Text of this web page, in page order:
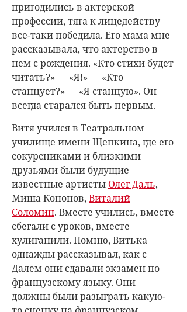
пригодились в актерской
профессии, тяга к лицедейству
все-таки победила. Его мама мне
рассказывала, что актерство в
нем с рождения. «Кто стихи будет
читать?» — «Я!» — «Кто
станцует?» — «Я станцую». Он
всегда старался быть первым.
Витя учился в Театральном
училище имени Щепкина, где его
сокурсниками и близкими
друзьями были будущие
известные артисты Олег Даль,
Миша Кононов, Виталий
Соломин. Вместе учились, вместе
сбегали с уроков, вместе
хулиганили. Помню, Витька
однажды рассказывал, как с
Далем они сдавали экзамен по
французскому языку. Они
должны были разыграть какую-